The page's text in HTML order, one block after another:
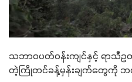
သဘာဝပတ်ဝန်းကျင်နှင့် ရာသီဥ
တဲ့ကြိုတင်ခန့်မှန်းချက်တွေကို